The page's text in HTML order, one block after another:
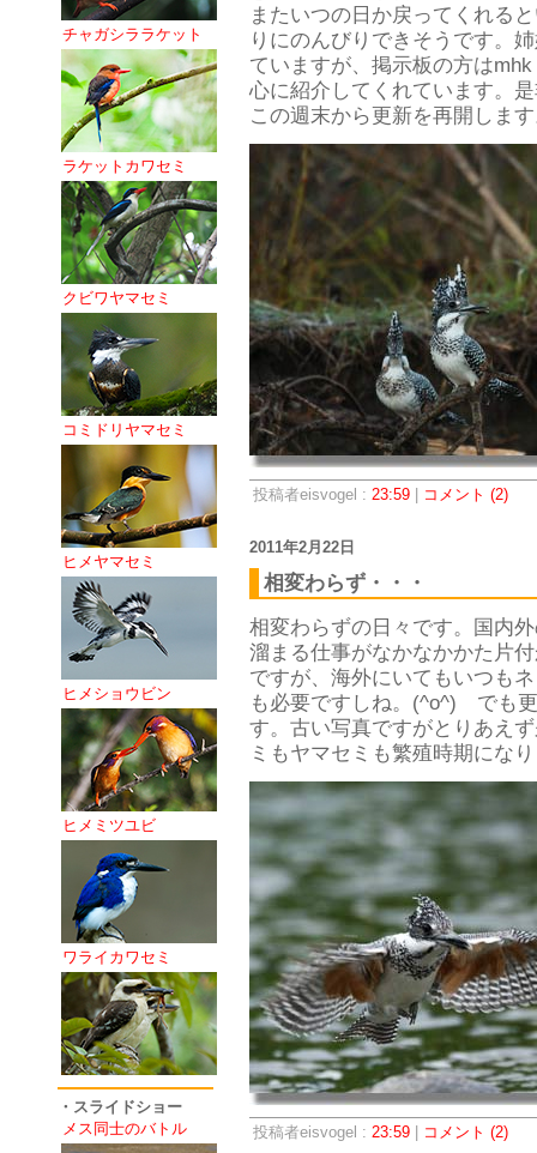
チャガシララケット
ラケットカワセミ
クビワヤマセミ
コミドリヤマセミ
ヒメヤマセミ
ヒメショウビン
ヒメミツユビ
ワライカワセミ
・スライドショー
メス同士のバトル
またいつの日か戻ってくれる
りにのんびりできそうです。
ていますが、掲示板の方は
心に紹介してくれています。
この週末から更新を再開しま
投稿者eisvogel : 23:59| コメント (2)
2011年2月22日
相変わらず・・・
相変わらずの日々です。国内
溜まる仕事がなかなかかた片
ですが、海外にいてもいつも
も必要ですしね。(^o^) でも
す。古い写真ですがとりあえ
ミもヤマセミも繁殖時期にな
投稿者eisvogel : 23:59| コメント (2)